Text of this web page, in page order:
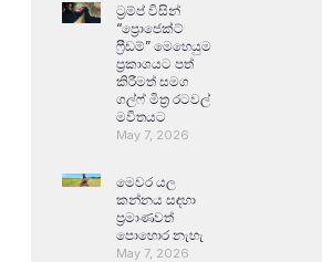
ට්‍රම්ප් විසින්
“ප්‍රොජෙක්ට්
ෆ්‍රීඩම්” මෙහෙයුම
ප්‍රකාශයට පත්
කිරීමත් සමග
ගල්ෆ් මිත්‍ර රටවල්
මවිතයට
May 7, 2026
මෙවර යල
කන්නය සඳහා
ප්‍රමාණවත්
පොහොර නැහැ
May 7, 2026